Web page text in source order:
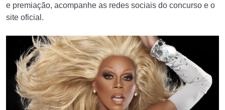
e premiação, acompanhe as redes sociais do concurso e o
site oficial.